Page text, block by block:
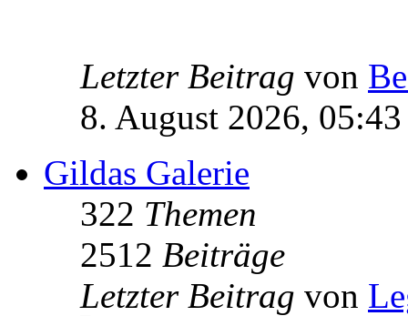
Letzter Beitrag von
8. August 2026, 05:43
Gildas Galerie
322 Themen
2512 Beiträge
Letzter Beitrag von